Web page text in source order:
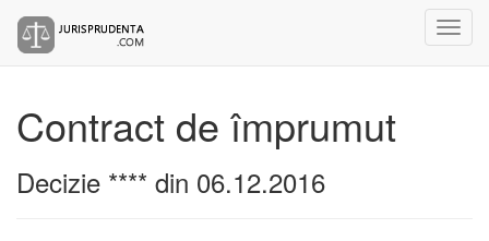
Contract de împrumut
Decizie **** din 06.12.2016